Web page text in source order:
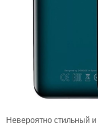
Невероятно стильный